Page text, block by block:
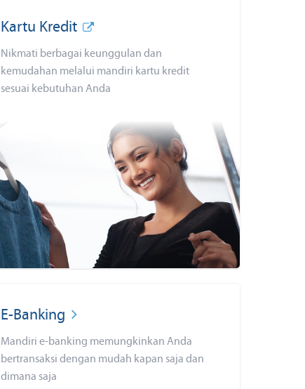
Kartu Kredit
Nikmati berbagai keunggulan dan
kemudahan melalui mandiri kartu kredit
sesuai kebutuhan Anda
E-Banking
Mandiri e-banking memungkinkan Anda
bertransaksi dengan mudah kapan saja dan
dimana saja